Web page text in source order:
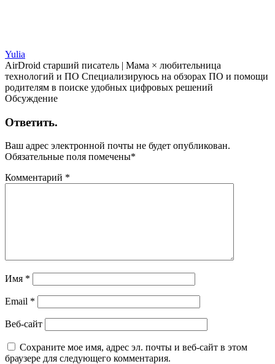
Yulia
AirDroid старший писатель | Мама × любительница
технологий и ПО Специализируюсь на обзорах ПО и помощи
родителям в поиске удобных цифровых решений
Обсуждение
Ответить.
Ваш адрес электронной почты не будет опубликован.
Обязательные поля помечены*
Комментарий *
Имя *
Email *
Веб-сайт
Сохраните мое имя, адрес эл. почты и веб-сайт в этом
браузере для следующего комментария.